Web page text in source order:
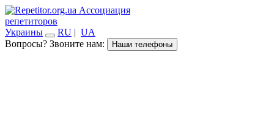
Ассоциация
репетиторов
Украины
RU | UA
Вопросы? Звоните нам:
Наши телефоны